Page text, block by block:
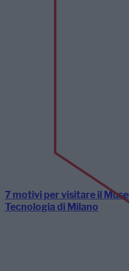
7 motivi per visitare il
Tecnologia di Milano